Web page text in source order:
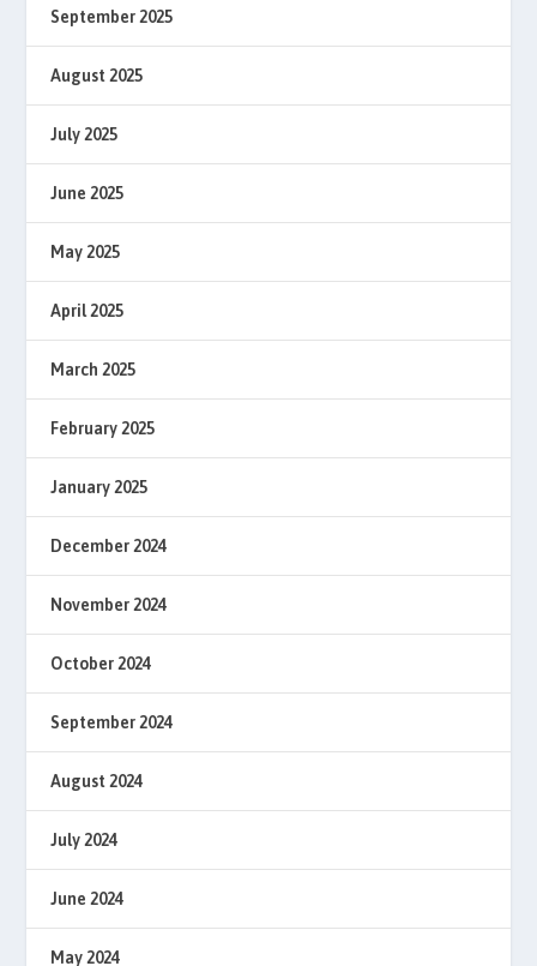
September 2025
August 2025
July 2025
June 2025
May 2025
April 2025
March 2025
February 2025
January 2025
December 2024
November 2024
October 2024
September 2024
August 2024
July 2024
June 2024
May 2024